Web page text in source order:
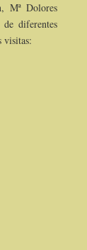
Mª Dolores
diferentes
visitas: